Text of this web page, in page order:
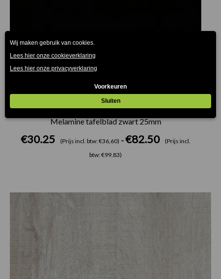
Melamine tafelblad zwart 25mm
€30.25 (Prijs incl. btw: €36,60) -€82.50
(Prijs incl.
btw: €99,83)